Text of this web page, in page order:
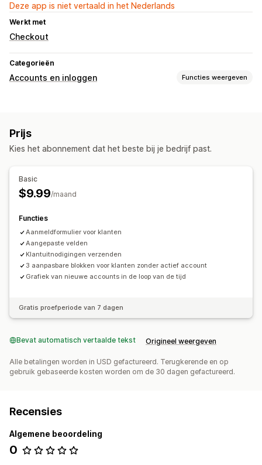
Deze app is niet vertaald in het Nederlands
Werkt met
Checkout
Categorieën
Accounts en inloggen Functies weergeven
Accountbeheer
Prijs
Kies het abonnement dat het beste bij je bedrijf past.
Basic
$9.99/maand
Functies
Aanmeldformulier voor klanten
Aangepaste velden
Klantuitnodigingen verzenden
3 aanpasbare blokken voor klanten zonder actief account
Grafiek van nieuwe accounts in de loop van de tijd
Gratis proefperiode van 7 dagen
Bevat automatisch vertaalde tekst Origineel weergeven
Alle betalingen worden in USD gefactureerd. Terugkerende en op
gebruik gebaseerde kosten worden om de 30 dagen gefactureerd.
Recensies
Algemene beoordeling
0